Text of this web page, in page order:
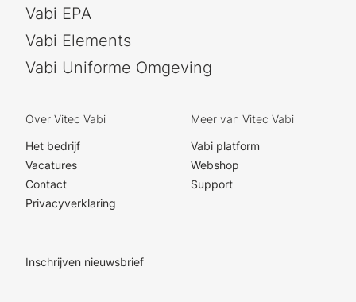
Vabi EPA
Vabi Elements
Vabi Uniforme Omgeving
Over Vitec Vabi
Het bedrijf
Vacatures
Contact
Privacyverklaring
Meer van Vitec Vabi
Vabi platform
Webshop
Support
Inschrijven nieuwsbrief